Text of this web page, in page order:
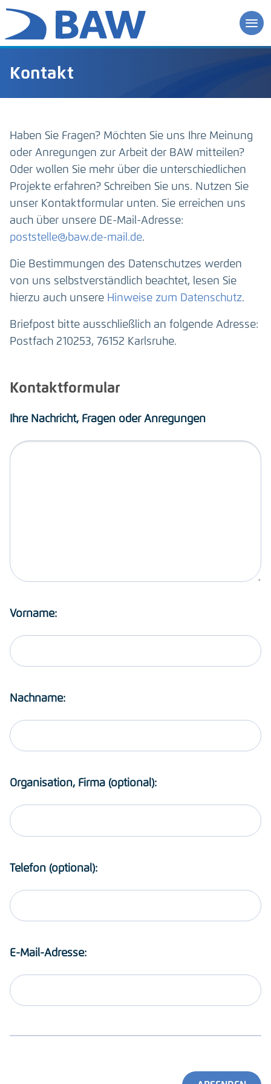
Kontakt
Haben Sie Fragen? Möchten Sie uns Ihre Meinung
oder Anregungen zur Arbeit der BAW mitteilen?
Oder wollen Sie mehr über die unterschiedlichen
Projekte erfahren? Schreiben Sie uns. Nutzen Sie
unser Kontaktformular unten. Sie erreichen uns
auch über unsere DE-Mail-Adresse:
poststelle@baw.de-mail.de.
Die Bestimmungen des Datenschutzes werden
von uns selbstverständlich beachtet, lesen Sie
hierzu auch unsere Hinweise zum Datenschutz.
Briefpost bitte ausschließlich an folgende Adresse:
Postfach 210253, 76152 Karlsruhe.
Kontaktformular
Ihre Nachricht, Fragen oder Anregungen
Vorname:
Nachname:
Organisation, Firma (optional):
Telefon (optional):
E-Mail-Adresse: